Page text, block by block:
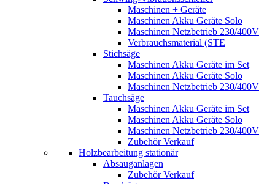
Maschinen + Geräte
Maschinen Akku Geräte Solo
Maschinen Netzbetrieb 230/400V
Verbrauchsmaterial (STE
Stichsäge
Maschinen Akku Geräte im Set
Maschinen Akku Geräte Solo
Maschinen Netzbetrieb 230/400V
Tauchsäge
Maschinen Akku Geräte im Set
Maschinen Akku Geräte Solo
Maschinen Netzbetrieb 230/400V
Zubehör Verkauf
Holzbearbeitung stationär
Absauganlagen
Zubehör Verkauf